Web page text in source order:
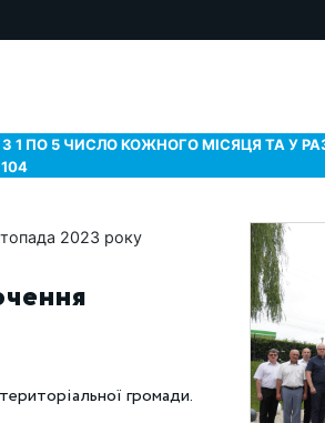
ПО 5 ЧИСЛО КОЖНОГО МІСЯЦЯ ТА У
104
громади.